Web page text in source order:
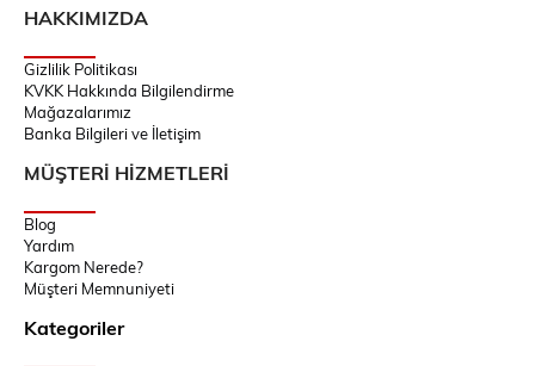
HAKKIMIZDA
Gizlilik Politikası
KVKK Hakkında Bilgilendirme
Mağazalarımız
Banka Bilgileri ve İletişim
MÜŞTERİ HİZMETLERİ
Blog
Yardım
Kargom Nerede?
Müşteri Memnuniyeti
Kategoriler